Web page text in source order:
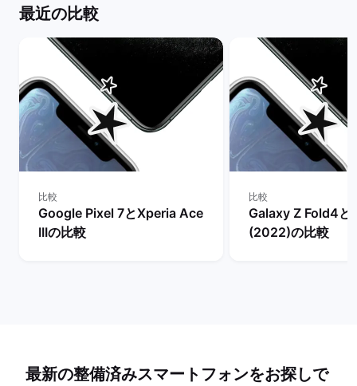
最近の比較
比較
Google Pixel 7とXperia Ace
IIIの比較
比較
Galaxy Z Fold4と
(2022)の比較
最新の整備済みスマートフォンをお探しで